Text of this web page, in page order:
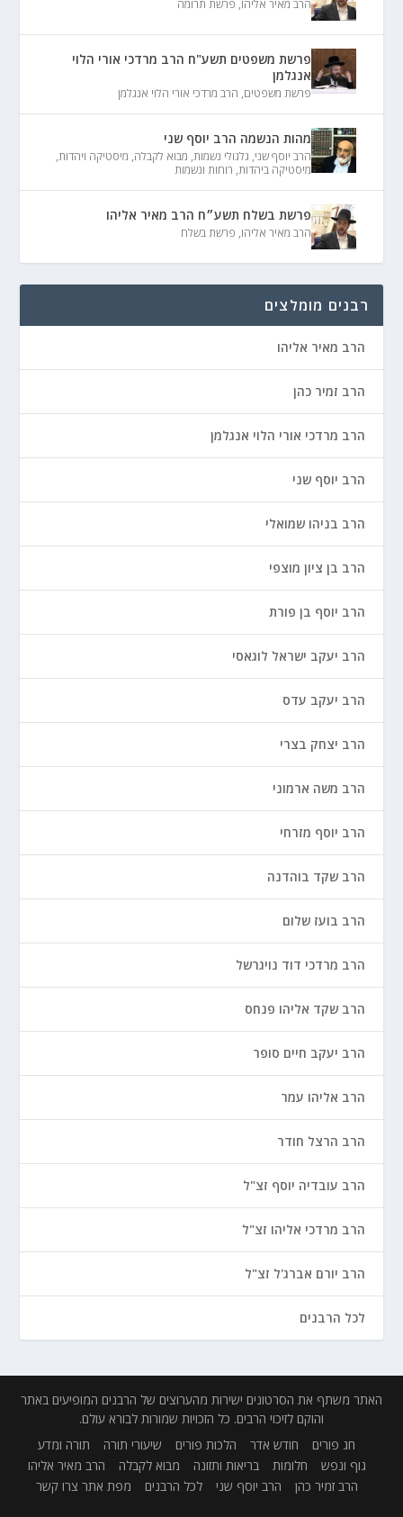
הרב מאיר אליהו, פרשת תרומה
פרשת משפטים תשע"ח הרב מרדכי אורי הלוי
אנגלמן
פרשת משפטים, הרב מרדכי אורי הלוי אנגלמן
מהות הנשמה הרב יוסף שני
הרב יוסף שני, גלגולי נשמות, מבוא לקבלה, מיסטיקה ויהדות,
מיסטיקה ביהדות, רוחות ונשמות
פרשת בשלח תשע״ח הרב מאיר אליהו
הרב מאיר אליהו, פרשת בשלח
רבנים מומלצים
הרב מאיר אליהו
הרב זמיר כהן
הרב מרדכי אורי הלוי אנגלמן
הרב יוסף שני
הרב בניהו שמואלי
הרב בן ציון מוצפי
הרב יוסף בן פורת
הרב יעקב ישראל לוגאסי
הרב יעקב עדס
הרב יצחק בצרי
הרב משה ארמוני
הרב יוסף מזרחי
הרב שקד בוהדנה
הרב בועז שלום
הרב מרדכי דוד נויגרשל
הרב שקד אליהו פנחס
הרב יעקב חיים סופר
הרב אליהו עמר
הרב הרצל חודר
הרב עובדיה יוסף זצ"ל
הרב מרדכי אליהו זצ"ל
הרב יורם אברג'ל זצ"ל
לכל הרבנים
האתר משתף את הסרטונים ישירות מהערוצים של הרבנים המופיעים באתר
והוקם לזיכוי הרבים. כל הזכויות שמורות לבורא עולם.
חג פורים
חודש אדר הלכות פורים שיעורי תורה
תורה ומדע
גוף ונפש
חלומות בריאות ותזונה מבוא לקבלה
הרב מאיר אליהו
הרב זמיר כהן
הרב יוסף שני לכל הרבנים מפת אתר צרו קשר